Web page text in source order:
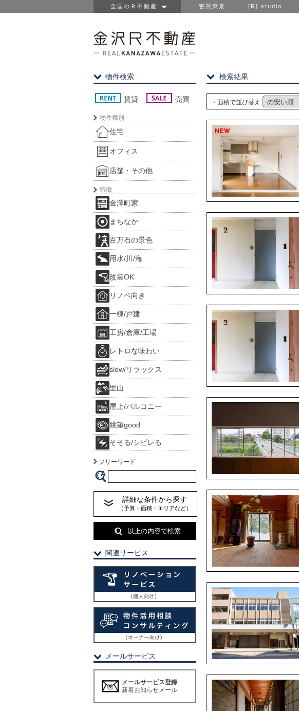
全国のＲ不動産 密買東京 [R] studio
検索結果
・面積で並び替え
物件検索
賃貸 売買
物件種別
住宅
オフィス
店舗・その他
特徴
金澤町家
まちなか
百万石の景色
用水/川/海
改装OK
リノベ向き
一棟/戸建
工房/倉庫/工場
レトロな味わい
slow/リラックス
里山
屋上/バルコニー
眺望good
そそる/シビレる
フリーワード
詳細な条件から探す
（予算・面積・エリアなど）
以上の内容で検索
関連サービス
メールサービス
メールサービス登録
新着お知らせメール